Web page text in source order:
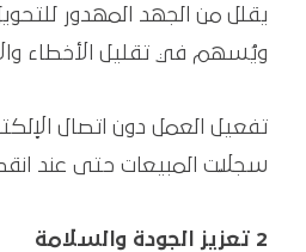
يقلل من الجهد المهدور
ويُسهم في تقليل الأخطاء
تفعيل العمل دون اتصال
سجلّات المبيعات حتى عند
2 تعزيز الجودة والسلامة